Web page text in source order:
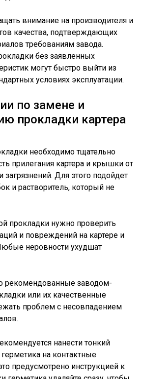
внимание на производителя и
качества, подтверждающих
требованиям завода.
без заявленных
могут быстро выйти из
условиях эксплуатации.
по замене и
прокладки картера
необходимо тщательно
прилегания картера и крышки от
загрязнений. Для этого подойдет
и растворитель, который не
прокладки нужно проверить
и повреждений на картере и
неровности ухудшат
рекомендованные заводом-
или их качественные
проблем с несовпадением
нанести тонкий
на контактные
предусмотрено инструкцией к